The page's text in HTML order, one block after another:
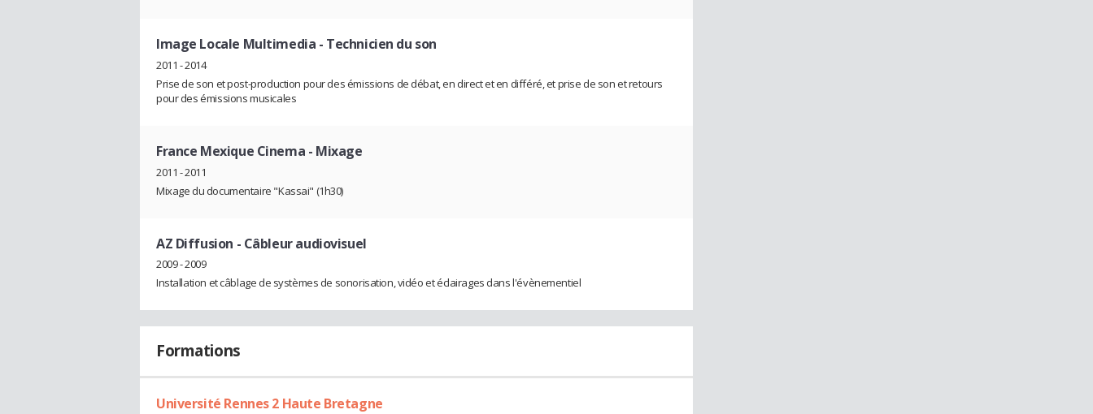
Image Locale Multimedia - Technicien du son
2011 - 2014
Prise de son et post-production pour des émissions de débat, en direct et en différé, et prise de son et retours
pour des émissions musicales
France Mexique Cinema - Mixage
2011 - 2011
Mixage du documentaire "Kassai" (1h30)
AZ Diffusion - Câbleur audiovisuel
2009 - 2009
Installation et câblage de systèmes de sonorisation, vidéo et éclairages dans l'évènementiel
Formations
Université Rennes 2 Haute Bretagne